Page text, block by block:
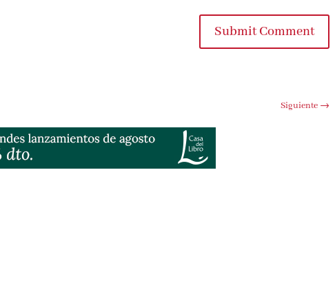
Submit Comment
Siguiente→